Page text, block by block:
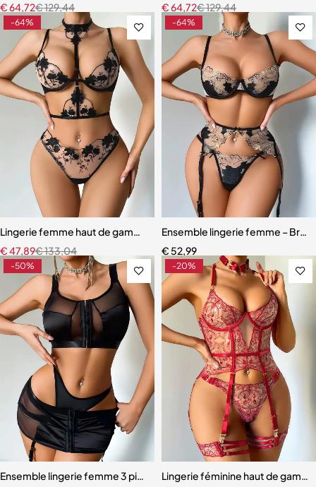
€129,44
€64,72 €129,44
€64,72
-64%
Lingerie femme haut de gamme – Soutien-gorge à armatures et
€133,04
€47,89
-64%
Ensemble lingerie femme –
€ 52,99
-50%
Ensemble lingerie femme 3 pièces – Satin noir avec corset à lacets
-20%
Lingerie féminine haut de